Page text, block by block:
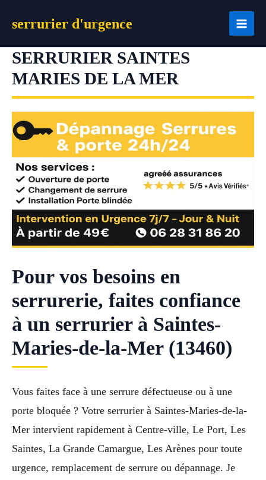
serrurier d'urgence
SERRURIER SAINTES
MARIES DE LA MER
Pour vos besoins en
serrurerie, faites confiance
à un serrurier à Saintes-
Maries-de-la-Mer (13460)
Vous faites face à une serrure défectueuse ou à une
porte bloquée ? Votre serrurier à Saintes-Maries-de-la-
Mer intervient rapidement à Centre-ville, Le Port, Les
Saintes, La Grande Camargue, Les Arènes pour toute
urgence, remplacement de serrure ou dépannage. Je